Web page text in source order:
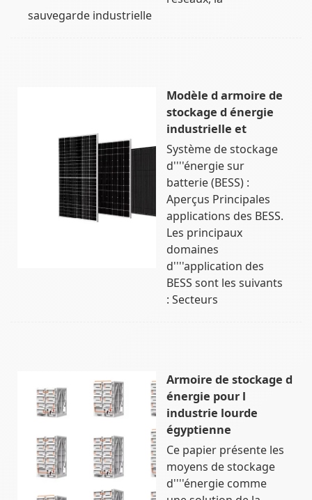
sauvegarde industrielle
Modèle d armoire de
stockage d énergie
industrielle et
Système de stockage
d''''énergie sur
batterie (BESS) :
Aperçus Principales
applications des BESS.
Les principaux
domaines
d''''application des
BESS sont les suivants
: Secteurs
Armoire de stockage d
énergie pour l
industrie lourde
égyptienne
Ce papier présente les
moyens de stockage
d''''énergie comme